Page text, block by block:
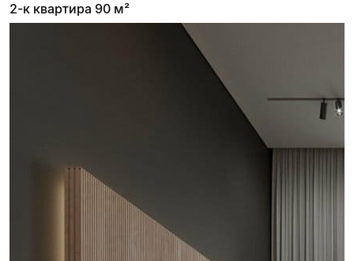
2-к квартира 90 м²